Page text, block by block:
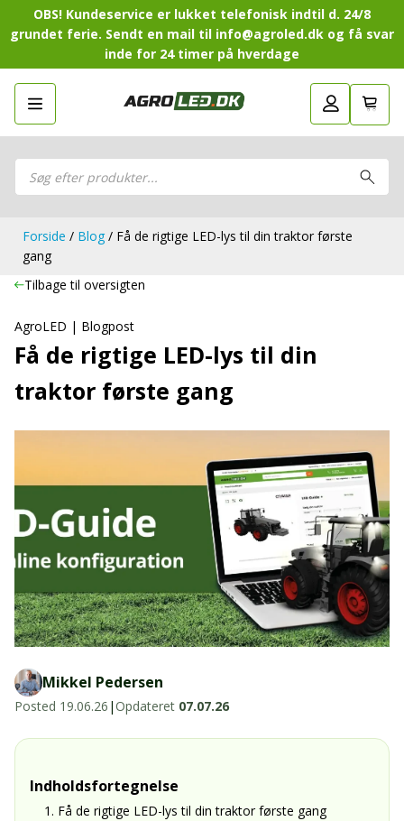
OBS! Kundeservice er lukket telefonisk indtil d. 24/8
grundet ferie. Sendt en mail til info@agroled.dk og få svar
inde for 24 timer på hverdage
Products
search
LED-Guide
Sammensæt din egen LED-pakke.
LED-arbejdslamper
LED-barer og fjernlys
LED-baglygter
LED-rotorblink og blitzblink
LED-Positionslys og markeringslys
LED-Belysningssæt
LED-sprøjtebelysning
LED-fordelspakker til traktorer
LED-armaturer og LED-værkstedslys
Agroled Blog
FAQs – Ofte stillede spørgsmål
Om os
Kontakt-old
72177776
info@agroled.dk
Gå tilbage
LED-
Sammensæt din egen LED-
LED-arbejdslamper
LED-barer og fjernlys
LED-baglygter
LED-rotorblink og blitzblink
LED-Positionslys og markeringslys
LED-slingrelygter
LED-Belysningssæt
LED-sprøjtebelysning
LED-fordelspakker til traktorer
Stik, kabelbindere og relæer til traktor og
Se alt
Forside / Blog / Få de rigtige LED-lys til din traktor første
gang
Tilbage til oversigten
AgroLED | Blogpost
Få de rigtige LED-lys til din
traktor første gang
Mikkel Pedersen
Posted 19.06.26 |Opdateret 07.07.26
Indholdsfortegnelse
1. Få de rigtige LED-lys til din traktor første gang